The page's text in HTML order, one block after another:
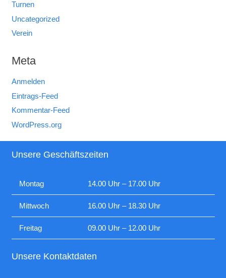
Turnen
Uncategorized
Verein
Meta
Anmelden
Eintrags-Feed
Kommentar-Feed
WordPress.org
Unsere Geschäftszeiten
Montag 14.00 Uhr – 17.00 Uhr
Mittwoch 16.00 Uhr – 18.30 Uhr
Freitag 09.00 Uhr – 12.00 Uhr
Unsere Kontaktdaten